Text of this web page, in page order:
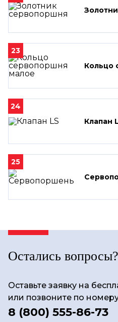
23
Кольцо
24
Клапан
25
Остались вопросы?
Оставьте заявку на
или позвоните по
8 (800) 555-86-73